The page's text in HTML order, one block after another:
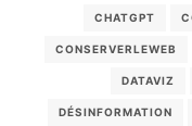
CHATGPT
CONSERVERLEWEB
DATAVIZ
DÉSINFORMATION